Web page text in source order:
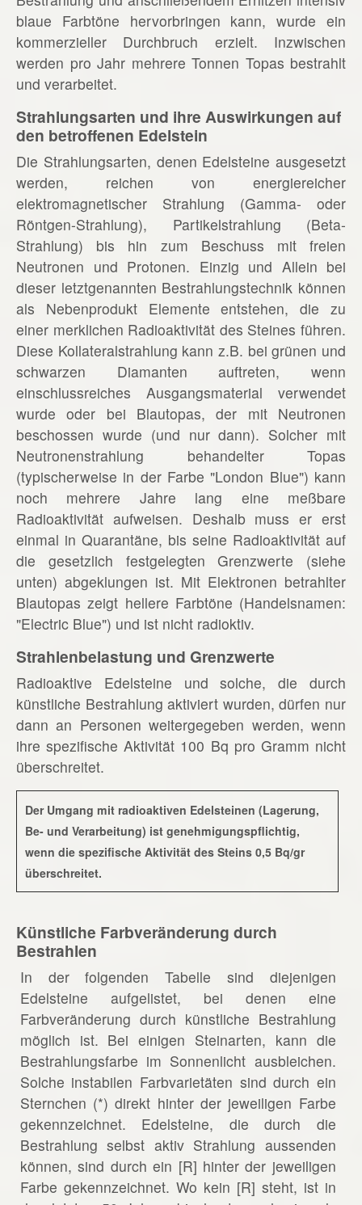
blaue Farbtöne hervorbringen kann, wurde ein
kommerzieller Durchbruch erzielt. Inzwischen
werden pro Jahr mehrere Tonnen Topas bestrahlt
und verarbeitet.
Strahlungsarten und ihre Auswirkungen auf
den betroffenen Edelstein
Die Strahlungsarten, denen Edelsteine ausgesetzt
werden, reichen von energiereicher
elektromagnetischer Strahlung (Gamma- oder
Röntgen-Strahlung), Partikelstrahlung (Beta-
Strahlung) bis hin zum Beschuss mit freien
Neutronen und Protonen. Einzig und Allein bei
dieser letztgenannten Bestrahlungstechnik können
als Nebenprodukt Elemente entstehen, die zu
einer merklichen Radioaktivität des Steines führen.
Diese Kollateralstrahlung kann z.B. bei grünen und
schwarzen Diamanten auftreten, wenn
einschlussreiches Ausgangsmaterial verwendet
wurde oder bei Blautopas, der mit Neutronen
beschossen wurde (und nur dann). Solcher mit
Neutronenstrahlung behandelter Topas
(typischerweise in der Farbe "London Blue") kann
noch mehrere Jahre lang eine meßbare
Radioaktivität aufweisen. Deshalb muss er erst
einmal in Quarantäne, bis seine Radioaktivität auf
die gesetzlich festgelegten Grenzwerte (siehe
unten) abgeklungen ist. Mit Elektronen betrahlter
Blautopas zeigt hellere Farbtöne (Handelsnamen:
"Electric Blue") und ist nicht radioktiv.
Strahlenbelastung und Grenzwerte
Radioaktive Edelsteine und solche, die durch
künstliche Bestrahlung aktiviert wurden, dürfen nur
dann an Personen weitergegeben werden, wenn
ihre spezifische Aktivität 100 Bq pro Gramm nicht
überschreitet.
Der Umgang mit radioaktiven Edelsteinen (Lagerung,
Be- und Verarbeitung) ist genehmigungspflichtig,
wenn die spezifische Aktivität des Steins 0,5 Bq/gr
überschreitet.
Künstliche Farbveränderung durch
Bestrahlen
In der folgenden Tabelle sind diejenigen
Edelsteine aufgelistet, bei denen eine
Farbveränderung durch künstliche Bestrahlung
möglich ist. Bei einigen Steinarten, kann die
Bestrahlungsfarbe im Sonnenlicht ausbleichen.
Solche instabilen Farbvarietäten sind durch ein
Sternchen (*) direkt hinter der jeweiligen Farbe
gekennzeichnet. Edelsteine, die durch die
Bestrahlung selbst aktiv Strahlung aussenden
können, sind durch ein [R] hinter der jeweiligen
Farbe gekennzeichnet. Wo kein [R] steht, ist in